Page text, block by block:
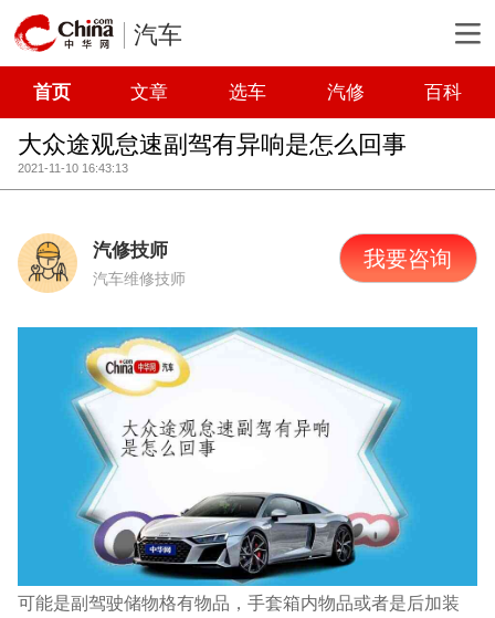
汽车
首页 文章 选车 汽修 百科
大众途观怠速副驾有异响是怎么回事
2021-11-10 16:43:13
汽修技师
汽车维修技师
我要咨询
可能是副驾驶储物格有物品，手套箱内物品或者是后加装